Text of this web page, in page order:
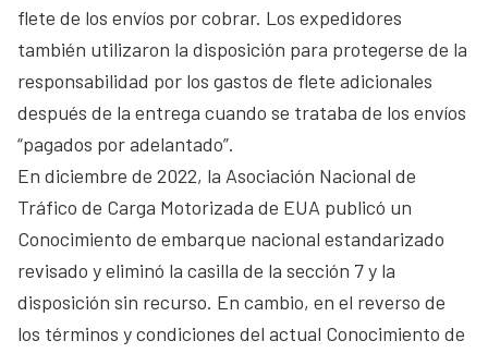
flete de los envíos por cobrar. Los expedidores
también utilizaron la disposición para protegerse de la
responsabilidad por los gastos de flete adicionales
después de la entrega cuando se trataba de los envíos
“pagados por adelantado”.
En diciembre de 2022, la Asociación Nacional de
Tráfico de Carga Motorizada de EUA publicó un
Conocimiento de embarque nacional estandarizado
revisado y eliminó la casilla de la sección 7 y la
disposición sin recurso. En cambio, en el reverso de
los términos y condiciones del actual Conocimiento de